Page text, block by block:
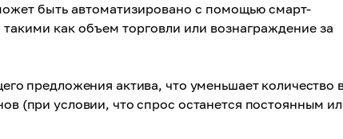
быть автоматизировано с помощью смарт-
как объем торговли или вознаграждение за
предложения актива, что уменьшает количество
(при условии, что спрос останется постоянным